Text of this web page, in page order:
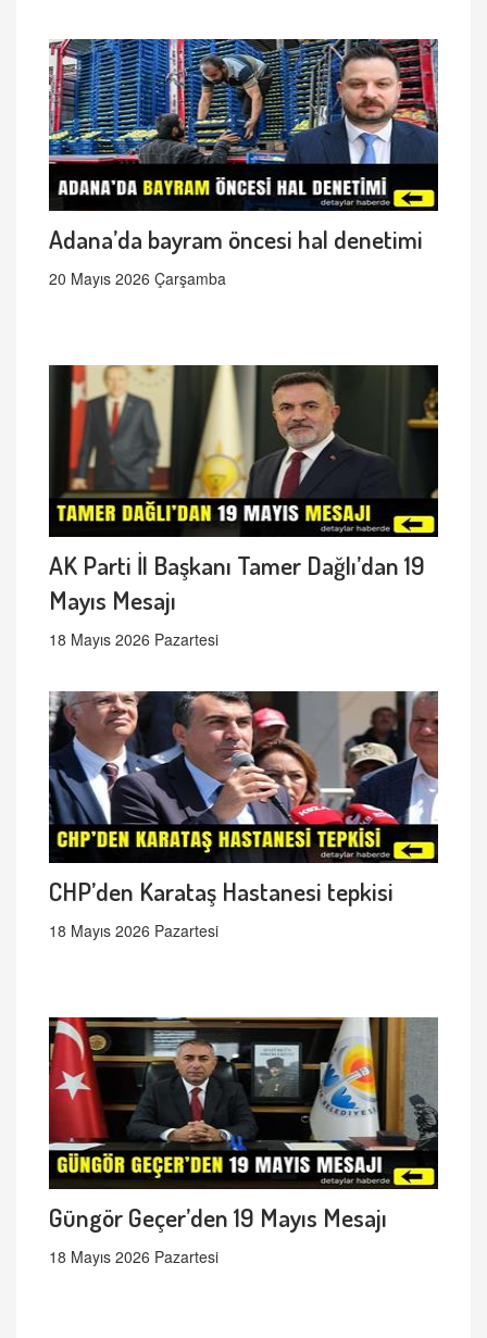
Adana’da bayram öncesi hal denetimi
20 Mayıs 2026 Çarşamba
AK Parti İl Başkanı Tamer Dağlı’dan 19
Mayıs Mesajı
18 Mayıs 2026 Pazartesi
CHP’den Karataş Hastanesi tepkisi
18 Mayıs 2026 Pazartesi
Güngör Geçer’den 19 Mayıs Mesajı
18 Mayıs 2026 Pazartesi